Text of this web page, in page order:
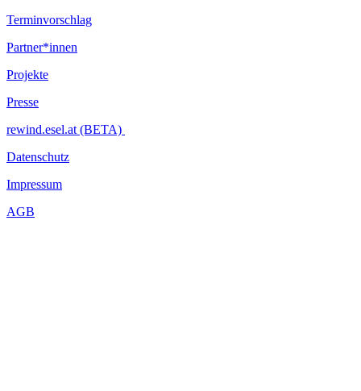
Terminvorschlag
Partner*innen
Projekte
Presse
rewind.esel.at (BETA)
Datenschutz
Impressum
AGB